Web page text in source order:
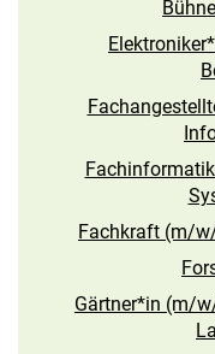
Fachkraft (m/
Gärtner*in (m/